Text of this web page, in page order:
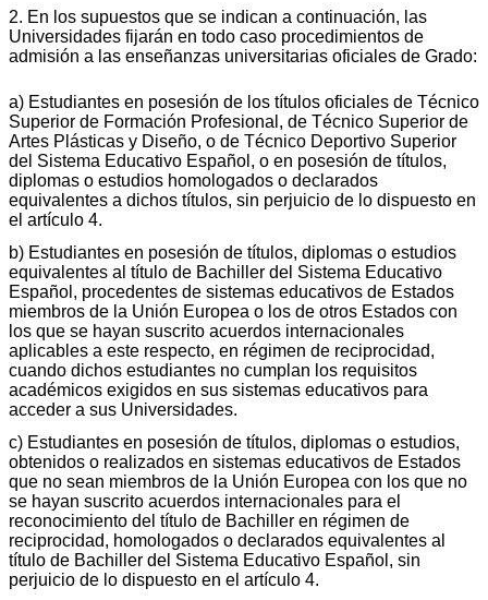
2. En los supuestos que se indican a continuación, las
Universidades fijarán en todo caso procedimientos de
admisión a las enseñanzas universitarias oficiales de Grado:
a) Estudiantes en posesión de los títulos oficiales de Técnico
Superior de Formación Profesional, de Técnico Superior de
Artes Plásticas y Diseño, o de Técnico Deportivo Superior
del Sistema Educativo Español, o en posesión de títulos,
diplomas o estudios homologados o declarados
equivalentes a dichos títulos, sin perjuicio de lo dispuesto en
el artículo 4.
b) Estudiantes en posesión de títulos, diplomas o estudios
equivalentes al título de Bachiller del Sistema Educativo
Español, procedentes de sistemas educativos de Estados
miembros de la Unión Europea o los de otros Estados con
los que se hayan suscrito acuerdos internacionales
aplicables a este respecto, en régimen de reciprocidad,
cuando dichos estudiantes no cumplan los requisitos
académicos exigidos en sus sistemas educativos para
acceder a sus Universidades.
c) Estudiantes en posesión de títulos, diplomas o estudios,
obtenidos o realizados en sistemas educativos de Estados
que no sean miembros de la Unión Europea con los que no
se hayan suscrito acuerdos internacionales para el
reconocimiento del título de Bachiller en régimen de
reciprocidad, homologados o declarados equivalentes al
título de Bachiller del Sistema Educativo Español, sin
perjuicio de lo dispuesto en el artículo 4.